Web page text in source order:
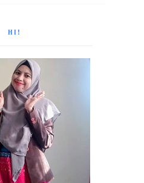
HI!